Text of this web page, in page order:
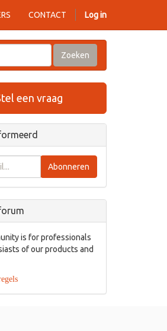
CONTACT Log in
Zoeken
een vraag
Abonneren
is for professionals
of our products and